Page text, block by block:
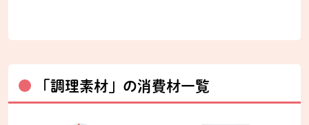
「調理素材」の消費材一覧